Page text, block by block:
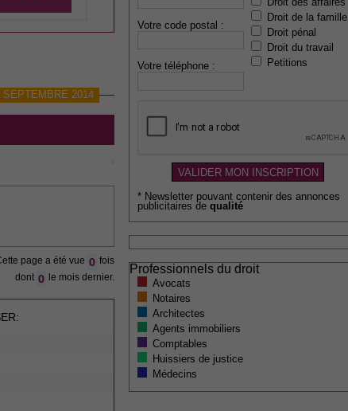
SEPTEMBRE 2014
page a été vue 0 fois
dont 0 le mois dernier.
Votre code postal :
Votre téléphone :
Droit de la famille
Droit pénal
Droit du travail
Petitions
* Newsletter pouvant contenir des annonces
publicitaires de qualité
Professionnels du droit
Avocats
Notaires
Architectes
Agents immobiliers
Comptables
Huissiers de justice
Médecins